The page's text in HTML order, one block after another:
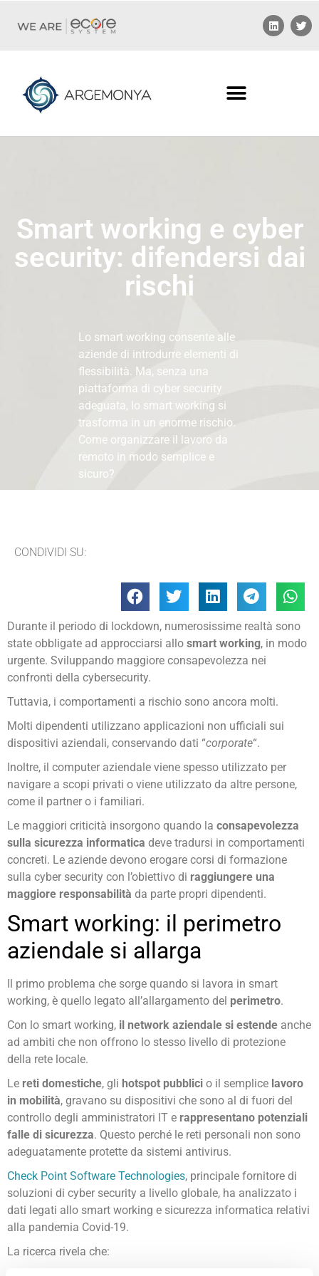
Smart working e cyber
security: difendersi dai
rischi
Lo smart working consente alle
aziende di introdurre elementi di
flessibilità. Ma, senza una
piattaforma di cyber security
adeguata, lo smart working si
trasforma in un enorme rischio.
Come organizzare il lavoro da
remoto in modo semplice e
sicuro?
CONDIVIDI SU:
Durante il periodo di lockdown, numerosissime realtà sono
state obbligate ad approcciarsi allo smart working, in modo
urgente. Sviluppando maggiore consapevolezza nei
confronti della cybersecurity.
Tuttavia, i comportamenti a rischio sono ancora molti.
Molti dipendenti utilizzano applicazioni non ufficiali sui
dispositivi aziendali, conservando dati “corporate“.
Inoltre, il computer aziendale viene spesso utilizzato per
navigare a scopi privati o viene utilizzato da altre persone,
come il partner o i familiari.
Le maggiori criticità insorgono quando la consapevolezza
sulla sicurezza informatica deve tradursi in comportamenti
concreti. Le aziende devono erogare corsi di formazione
sulla cyber security con l’obiettivo di raggiungere una
maggiore responsabilità da parte propri dipendenti.
Smart working: il perimetro
aziendale si allarga
Il primo problema che sorge quando si lavora in smart
working, è quello legato all’allargamento del perimetro.
Con lo smart working, il network aziendale si estende anche
ad ambiti che non offrono lo stesso livello di protezione
della rete locale.
Le reti domestiche, gli hotspot pubblici o il semplice lavoro
in mobilità, gravano su dispositivi che sono al di fuori del
controllo degli amministratori IT e rappresentano potenziali
falle di sicurezza. Questo perché le reti personali non sono
adeguatamente protette da sistemi antivirus.
Check Point Software Technologies, principale fornitore di
soluzioni di cyber security a livello globale, ha analizzato i
dati legati allo smart working e sicurezza informatica relativi
alla pandemia Covid-19.
La ricerca rivela che: